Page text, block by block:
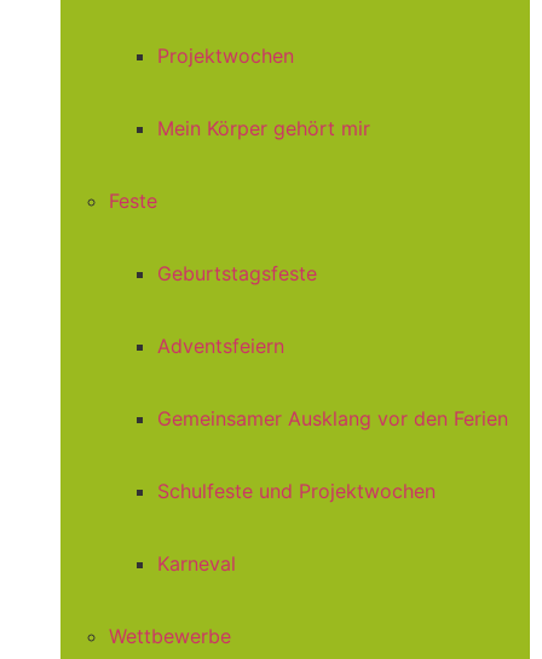
Projektwochen
Mein Körper gehört mir
Feste
Geburtstagsfeste
Adventsfeiern
Gemeinsamer Ausklang vor den Ferien
Schulfeste und Projektwochen
Karneval
Wettbewerbe